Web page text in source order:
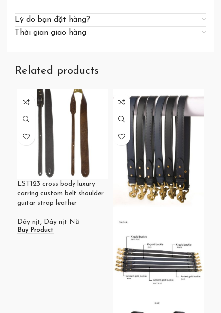
Lý do bạn đặt hàng?
Thời gian giao hàng
Related products
LST123 cross body luxury
carring custom belt shoulder
guitar strap leather
Dây nịt, Dây nịt Nữ
Buy Product